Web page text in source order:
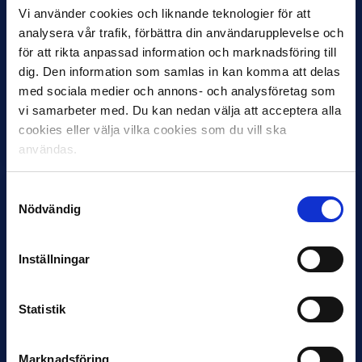
Vi använder cookies och liknande teknologier för att
analysera vår trafik, förbättra din användarupplevelse och
för att rikta anpassad information och marknadsföring till
dig. Den information som samlas in kan komma att delas
med sociala medier och annons- och analysföretag som
vi samarbeter med. Du kan nedan välja att acceptera alla
cookies eller välja vilka cookies som du vill ska
användas.
Nödvändig
Inställningar
Statistik
Marknadsföring
11 JUNI
VM-spelare med förflutet i Allsvenskan
och Superettan
Bosnien & Hercegovina Armin Gigovic — Helsingborgs IF
Dennis Hadžikadunić — Malmö FF / Trelleborg FF
Elfenbenskusten…
Han nätade snyggast i maj: “Ett alldeles
Magnusson fick flest…